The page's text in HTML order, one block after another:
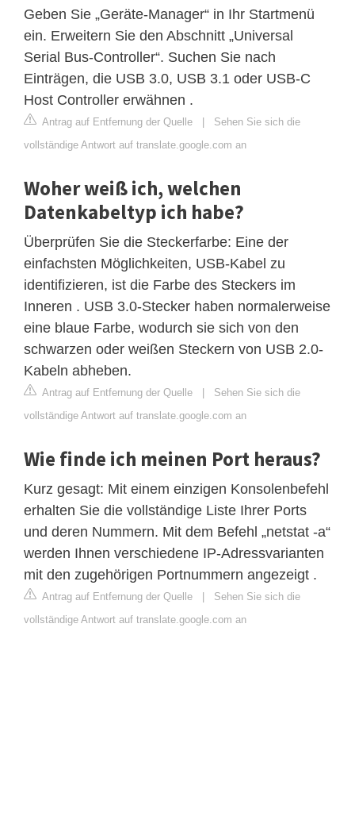
Geben Sie „Geräte-Manager“ in Ihr Startmenü
ein. Erweitern Sie den Abschnitt „Universal
Serial Bus-Controller“. Suchen Sie nach
Einträgen, die USB 3.0, USB 3.1 oder USB-C
Host Controller erwähnen .
Antrag auf Entfernung der Quelle | Sehen Sie sich die
vollständige Antwort auf translate.google.com an
Woher weiß ich, welchen
Datenkabeltyp ich habe?
Überprüfen Sie die Steckerfarbe: Eine der
einfachsten Möglichkeiten, USB-Kabel zu
identifizieren, ist die Farbe des Steckers im
Inneren . USB 3.0-Stecker haben normalerweise
eine blaue Farbe, wodurch sie sich von den
schwarzen oder weißen Steckern von USB 2.0-
Kabeln abheben.
Antrag auf Entfernung der Quelle | Sehen Sie sich die
vollständige Antwort auf translate.google.com an
Wie finde ich meinen Port heraus?
Kurz gesagt: Mit einem einzigen Konsolenbefehl
erhalten Sie die vollständige Liste Ihrer Ports
und deren Nummern. Mit dem Befehl „netstat -a“
werden Ihnen verschiedene IP-Adressvarianten
mit den zugehörigen Portnummern angezeigt .
Antrag auf Entfernung der Quelle | Sehen Sie sich die
vollständige Antwort auf translate.google.com an